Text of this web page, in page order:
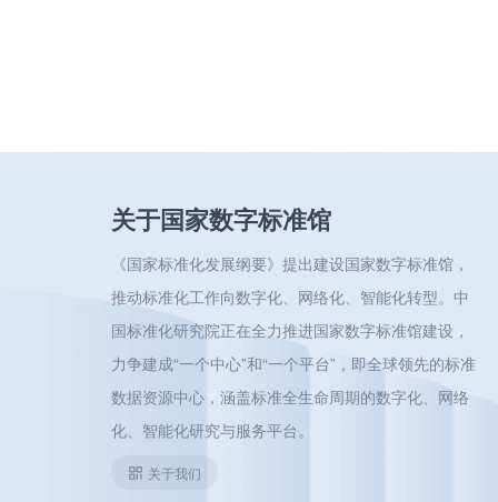
关于国家数字标准馆
《国家标准化发展纲要》提出建设国家数字标准馆，
推动标准化工作向数字化、网络化、智能化转型。中
国标准化研究院正在全力推进国家数字标准馆建设，
力争建成“一个中心”和“一个平台”，即全球领先的标准
数据资源中心，涵盖标准全生命周期的数字化、网络
化、智能化研究与服务平台。
关于我们